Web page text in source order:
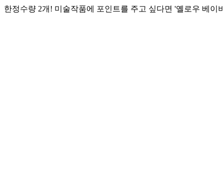
한정수량 2개! 미술작품에 포인트를 주고 싶다면 '옐로우 베이